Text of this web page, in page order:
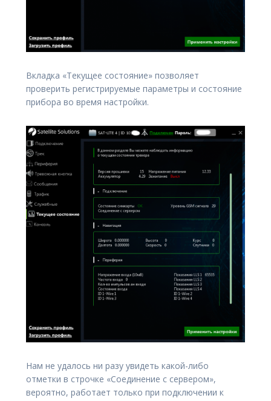
Вкладка «Текущее состояние» позволяет
проверить регистрируемые параметры и состояние
прибора во время настройки.
Нам не удалось ни разу увидеть какой-либо
отметки в строчке «Соединение с сервером»,
вероятно, работает только при подключении к